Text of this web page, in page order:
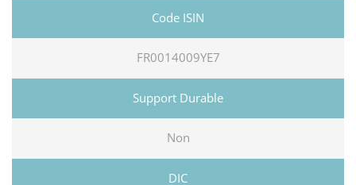
FR0014009YE7
Non